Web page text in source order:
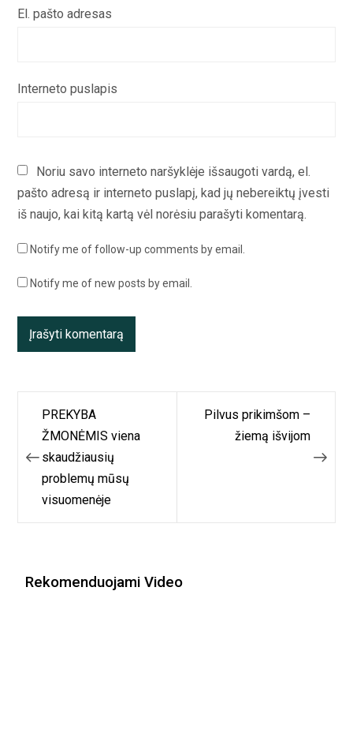
El. pašto adresas
Interneto puslapis
Noriu savo interneto naršyklėje išsaugoti vardą, el.
pašto adresą ir interneto puslapį, kad jų nebereiktų įvesti
iš naujo, kai kitą kartą vėl norėsiu parašyti komentarą.
Notify me of follow-up comments by email.
Notify me of new posts by email.
Navigacija
tarp
įrašų
PREKYBA
ŽMONĖMIS viena
skaudžiausių
problemų mūsų
visuomenėje
Pilvus prikimšom –
žiemą išvijom
Rekomenduojami Video